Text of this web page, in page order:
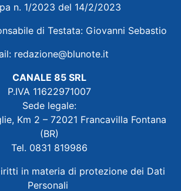
n. 1/2023 del 14/2/2023
di Testata: Giovanni Sebastio
redazione@blunote.it
CANALE 85 SRL
P.IVA 11622971007
Sede legale:
Km 2 – 72021 Francavilla Fontana
(BR)
Tel. 0831 819986
in materia di protezione dei Dati
Personali